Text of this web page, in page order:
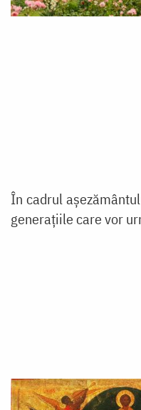
În cadrul
generațiile care vor